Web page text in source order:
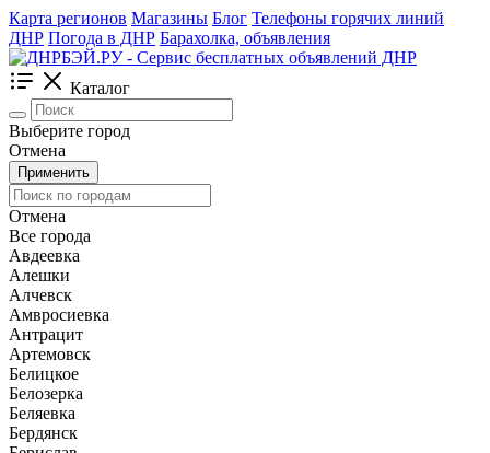
Карта регионов Магазины Блог Телефоны горячих линий
ДНР Погода в ДНР Барахолка, объявления
Каталог
Выберите город
Отмена
Применить
Отмена
Все города
Авдеевка
Алешки
Алчевск
Амвросиевка
Антрацит
Артемовск
Белицкое
Белозерка
Беляевка
Бердянск